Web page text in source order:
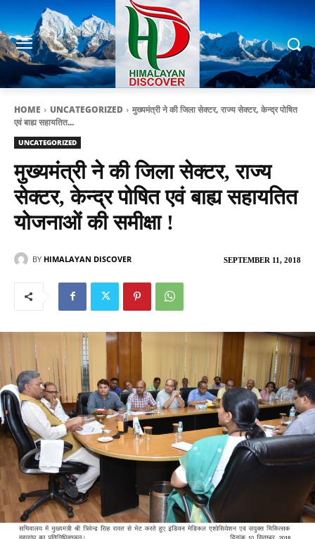
HOME UNCATEGORIZED
मुख्यमंत्री ने की जिला सेक्टर, राज्य सेक्टर, केन्द्र पोषित
एवं बाह्य सहायतित...
UNCATEGORIZED
मुख्यमंत्री ने की जिला सेक्टर, राज्य
सेक्टर, केन्द्र पोषित एवं बाह्य सहायतित
योजनाओं की समीक्षा !
SEPTEMBER 11, 2018
BY HIMALAYAN DISCOVER